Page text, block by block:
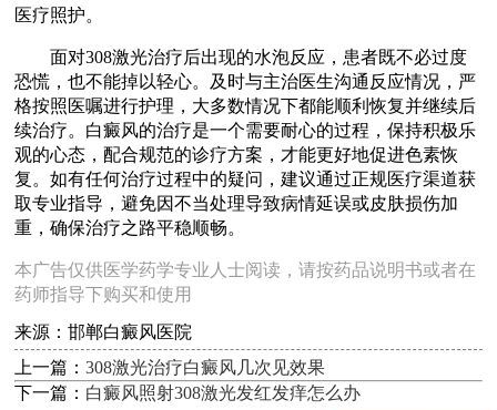
医疗照护。
面对308激光治疗后出现的水泡反应，患者既不必过度
恐慌，也不能掉以轻心。及时与主治医生沟通反应情况，严
格按照医嘱进行护理，大多数情况下都能顺利恢复并继续后
续治疗。白癜风的治疗是一个需要耐心的过程，保持积极乐
观的心态，配合规范的诊疗方案，才能更好地促进色素恢
复。如有任何治疗过程中的疑问，建议通过正规医疗渠道获
取专业指导，避免因不当处理导致病情延误或皮肤损伤加
重，确保治疗之路平稳顺畅。
本广告仅供医学药学专业人士阅读，请按药品说明书或者在
药师指导下购买和使用
来源：邯郸白癜风医院
上一篇：308激光治疗白癜风几次见效果
下一篇： 白癜风照射308激光发红发痒怎么办